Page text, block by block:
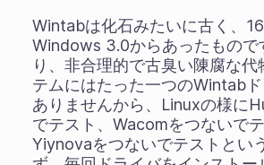
Wintabは化石みたいに古く、
Windows 3.0からあったもので
り、非合理的で古臭い陳腐な代
テムにはたった一つのWintab
ありませんから、Linuxの様に
でテスト、Wacomをつないでテ
Yiynovaをつないでテストとい